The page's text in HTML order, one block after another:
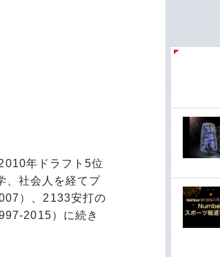
年ドラフト5位
、社会人を経てプ
）、2133安打の
2015）に続き